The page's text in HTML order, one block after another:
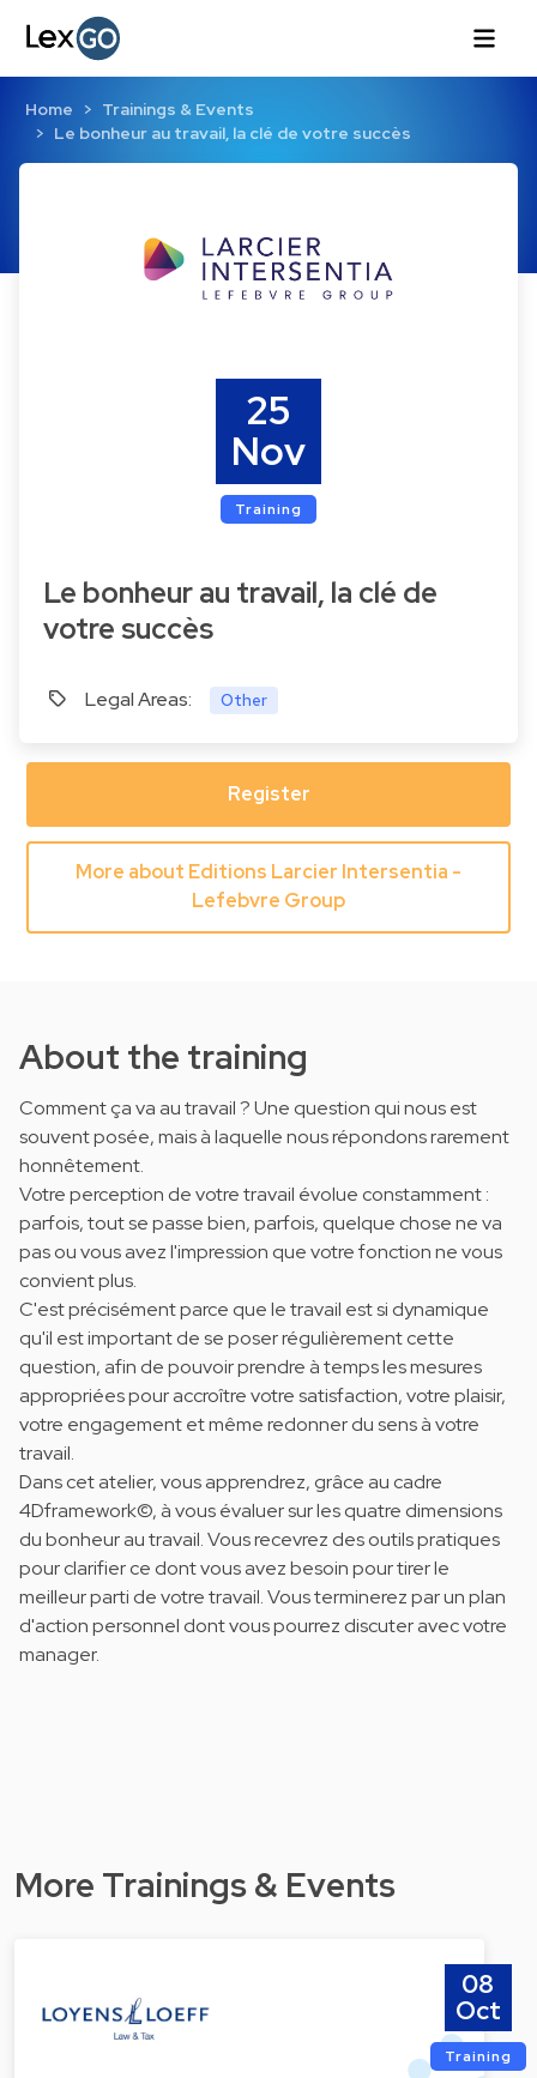
Home
Trainings & Events
Le bonheur au travail, la clé de votre succès
Le bonheur au travail, la clé de
votre succès
Legal Areas: Other
25
Nov
Training
Register
More about Editions Larcier Intersentia -
Lefebvre Group
About the training
Comment ça va au travail ? Une question qui nous est
souvent posée, mais à laquelle nous répondons rarement
honnêtement.
Votre perception de votre travail évolue constamment :
parfois, tout se passe bien, parfois, quelque chose ne va
pas ou vous avez l'impression que votre fonction ne vous
convient plus.
C'est précisément parce que le travail est si dynamique
qu'il est important de se poser régulièrement cette
question, afin de pouvoir prendre à temps les mesures
appropriées pour accroître votre satisfaction, votre plaisir,
votre engagement et même redonner du sens à votre
travail.
Dans cet atelier, vous apprendrez, grâce au cadre
4Dframework©, à vous évaluer sur les quatre dimensions
du bonheur au travail. Vous recevrez des outils pratiques
pour clarifier ce dont vous avez besoin pour tirer le
meilleur parti de votre travail. Vous terminerez par un plan
d'action personnel dont vous pourrez discuter avec votre
manager.
More Trainings & Events
08
Oct
Training